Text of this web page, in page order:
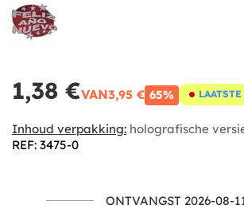
1,38 €VAN3,95 € 65%
Inhoud verpakking: holografische
REF: 3475-0
ONTVANGST 2026-08-